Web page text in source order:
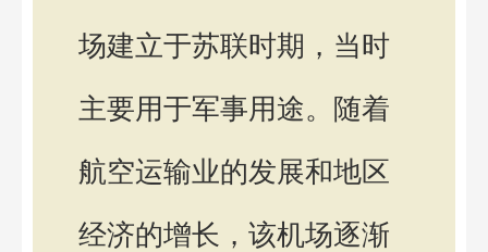
场建立于苏联时期，当时
主要用于军事用途。随着
航空运输业的发展和地区
经济的增长，该机场逐渐